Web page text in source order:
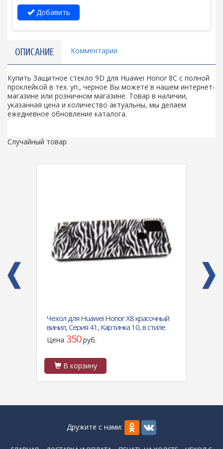
Добавить
ОПИСАНИЕ Комментарии
Купить Защитное стекло 9D для Huawei Honor 8C с полной
проклейкой в тех. уп., черное Вы можете в нашем интернет-
магазине или розничном магазине. Товар в наличии,
указанная цена и количество актуальны, мы делаем
ежедневное обновление каталога.
Случайный товар
Чехол для Huawei Honor X8 красочный
винил, Серия 41, Картинка 10, в стиле
зебры
Цена 350руб.
В корзину
Дружите с нами: